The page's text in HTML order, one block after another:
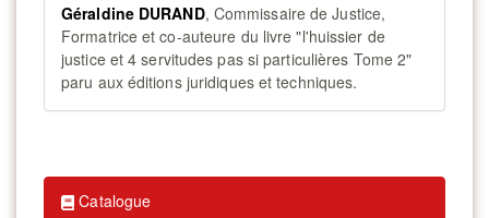
Géraldine DURAND, Commissaire de Justice,
Formatrice et co-auteure du livre "l'huissier de
justice et 4 servitudes pas si particulières Tome 2"
paru aux éditions juridiques et techniques.
Catalogue